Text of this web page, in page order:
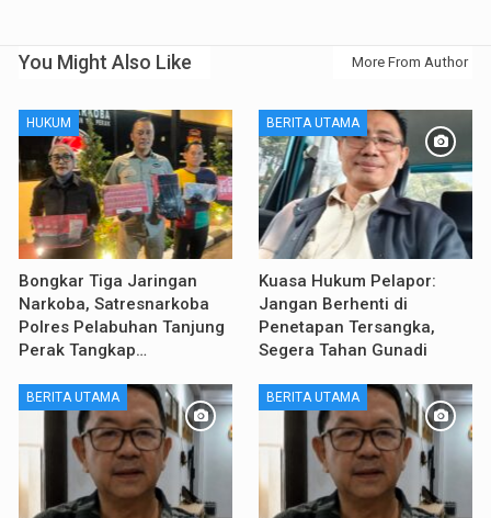
You Might Also Like More From Author
HUKUM
Bongkar Tiga Jaringan
Narkoba, Satresnarkoba
Polres Pelabuhan Tanjung
Perak Tangkap…
BERITA UTAMA
Kuasa Hukum Pelapor:
Jangan Berhenti di
Penetapan Tersangka,
Segera Tahan Gunadi
BERITA UTAMA BERITA UTAMA